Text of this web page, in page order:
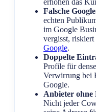
erhöhen das
Falsche
echten
im Google
vergisst, riskiert
Google.
Doppelte
Profile für
Verwirrung bei
Google.
Anbieter ohne
Nicht jeder